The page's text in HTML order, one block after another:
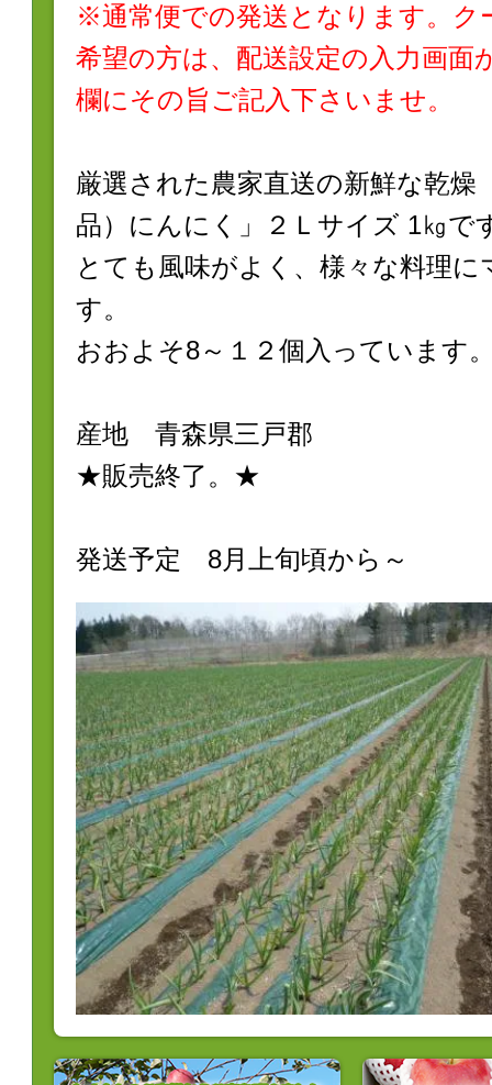
※通常便での発送となります。ク
希望の方は、配送設定の入力画面
欄にその旨ご記入下さいませ。
厳選された農家直送の新鮮な乾燥
品）にんにく」２Ｌサイズ 1㎏で
とても風味がよく、様々な料理に
す。
おおよそ8～１２個入っています
産地 青森県三戸郡
★販売終了。★
発送予定 8月上旬頃から～